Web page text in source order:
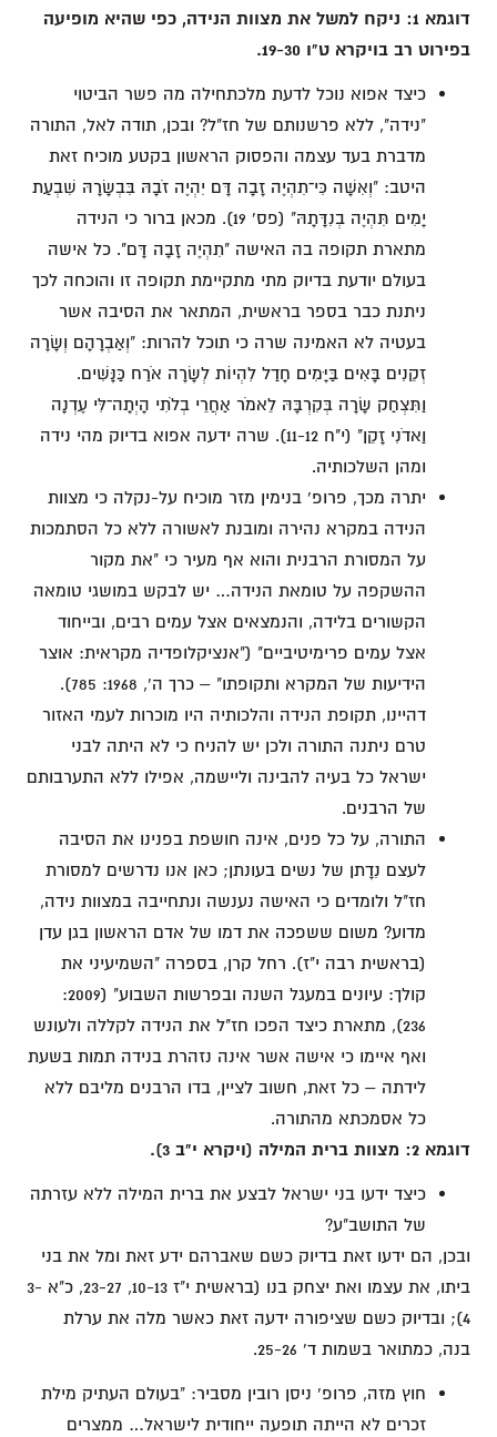
דוגמא 1: ניקח למשל את מצוות הנידה, כפי שהיא מופיעה
בפירוט רב בויקרא ט"ו 19-30.
כיצד אפוא נוכל לדעת מלכתחילה מה פשר הביטוי
"נידה", ללא פרשנותם של חז"ל? ובכן, תודה לאל, התורה
מדברת בעד עצמה והפסוק הראשון בקטע מוכיח זאת
היטב: "וְאִשָּׁה כִּי־תִהְיֶה זָבָה דָּם יִהְיֶה זֹבָהּ בִּבְשָׂרָהּ שִׁבְעַת
יָמִים תִּהְיֶה בְנִדָּתָהּ" (פס' 19). מכאן ברור כי הנידה
מתארת תקופה בה האישה "תִהְיֶה זָבָה דָּם". כל אישה
בעולם יודעת בדיוק מתי מתקיימת תקופה זו והוכחה לכך
ניתנת כבר בספר בראשית, המתאר את הסיבה אשר
בעטיה לא האמינה שרה כי תוכל להרות: "וְאַבְרָהָם וְשָׂרָה
זְקֵנִים בָּאִים בַּיָּמִים חָדַל לִהְיוֹת לְשָׂרָה אֹרַח כַּנָּשִׁים.
וַתִּצְחַק שָׂרָה בְּקִרְבָּהּ לֵאמֹר אַחֲרֵי בְלֹתִי הָיְתָה־לִּי עֶדְנָה
וַאדֹנִי זָקֵן" (י"ח 11-12). שרה ידעה אפוא בדיוק מהי נידה
ומהן השלכותיה.
יתרה מכך, פרופ' בנימין מזר מוכיח על-נקלה כי מצוות
הנידה במקרא נהירה ומובנת לאשורה ללא כל הסתמכות
על המסורת הרבנית והוא אף מעיר כי "את מקור
ההשקפה על טומאת הנידה… יש לבקש במושגי טומאה
הקשורים בלידה, והנמצאים אצל עמים רבים, ובייחוד
אצל עמים פרימיטיביים" ("אנציקלופדיה מקראית: אוצר
הידיעות של המקרא ותקופתו" – כרך ה', 1968: 785).
דהיינו, תקופת הנידה והלכותיה היו מוכרות לעמי האזור
טרם ניתנה התורה ולכן יש להניח כי לא היתה לבני
ישראל כל בעיה להבינה וליישמה, אפילו ללא התערבותם
של הרבנים.
התורה, על כל פנים, אינה חושפת בפנינו את הסיבה
לעצם נִדָתן של נשים בעונתן; כאן אנו נדרשים למסורת
חז"ל ולומדים כי האישה נענשה ונתחייבה במצוות נידה,
מדוע? משום ששפכה את דמו של אדם הראשון בגן עדן
(בראשית רבה י"ז). רחל קרן, בספרה "השמיעיני את
קולך: עיונים במעגל השנה ובפרשות השבוע" (2009:
236), מתארת כיצד הפכו חז"ל את הנידה לקללה ולעונש
ואף איימו כי אישה אשר אינה נזהרת בנידה תמות בשעת
לידתה – כל זאת, חשוב לציין, בדו הרבנים מליבם ללא
כל אסמכתא מהתורה.
דוגמא 2: מצוות ברית המילה (ויקרא י"ב 3).
כיצד ידעו בני ישראל לבצע את ברית המילה ללא עזרתה
של התושב"ע?
ובכן, הם ידעו זאת בדיוק כשם שאברהם ידע זאת ומל את בני
ביתו, את עצמו ואת יצחק בנו (בראשית י"ז 10-13, 23-27, כ"א 3-
4); ובדיוק כשם שציפורה ידעה זאת כאשר מלה את ערלת
בנה, כמתואר בשמות ד' 25-26.
חוץ מזה, פרופ' ניסן רובין מסביר: "בעולם העתיק מילת
זכרים לא הייתה תופעה ייחודית לישראל… ממצרים